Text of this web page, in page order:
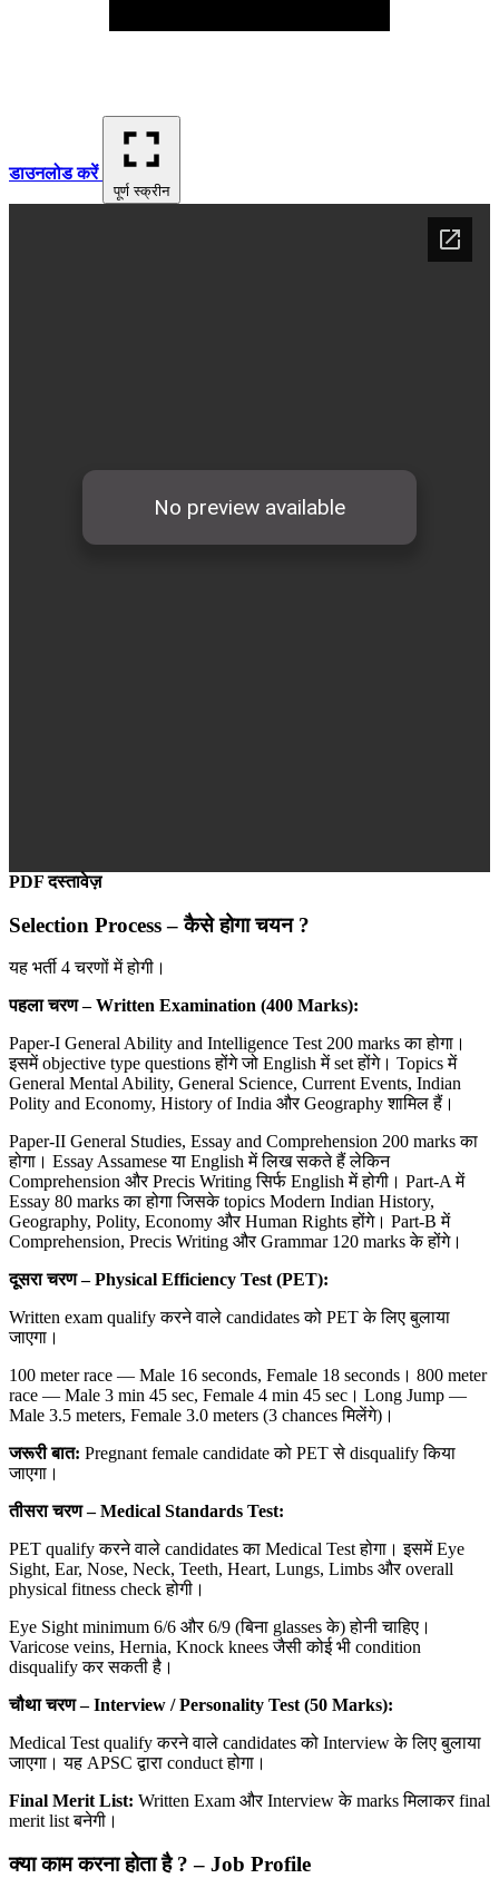
डाउनलोड करें
पूर्ण स्क्रीन
PDF दस्तावेज़
Selection Process –कैसे होगा चयन ?
यह भर्ती 4 चरणों में होगी।
पहला चरण –Written Examination (400 Marks):
Paper-I General Ability and Intelligence Test 200 marks का होगा।
इसमें objective type questions होंगे जो English में set होंगे। Topics में
General Mental Ability, General Science, Current Events, Indian
Polity and Economy, History of India और Geography शामिल हैं।
Paper-II General Studies, Essay and Comprehension 200 marks का
होगा। Essay Assamese या English में लिख सकते हैं लेकिन
Comprehension और Precis Writing सिर्फ English में होगी। Part-A में
Essay 80 marks का होगा जिसके topics Modern Indian History,
Geography, Polity, Economy और Human Rights होंगे। Part-B में
Comprehension, Precis Writing और Grammar 120 marks के होंगे।
दूसरा चरण –Physical Efficiency Test (PET):
Written exam qualify करने वाले candidates को PET के लिए बुलाया
जाएगा।
100 meter race — Male 16 seconds, Female 18 seconds। 800 meter
race — Male 3 min 45 sec, Female 4 min 45 sec। Long Jump —
Male 3.5 meters, Female 3.0 meters (3 chances मिलेंगे)।
जरूरी बात: Pregnant female candidate को PET से disqualify किया
जाएगा।
तीसरा चरण –Medical Standards Test:
PET qualify करने वाले candidates का Medical Test होगा। इसमें Eye
Sight, Ear, Nose, Neck, Teeth, Heart, Lungs, Limbs और overall
physical fitness check होगी।
Eye Sight minimum 6/6 और 6/9 (बिना glasses के) होनी चाहिए।
Varicose veins, Hernia, Knock knees जैसी कोई भी condition
disqualify कर सकती है।
चौथा चरण – Interview / Personality Test (50 Marks):
Medical Test qualify करने वाले candidates को Interview के लिए बुलाया
जाएगा। यह APSC द्वारा conduct होगा।
Final Merit List: Written Exam और Interview के marks मिलाकर final
merit list बनेगी।
क्या काम करना होता है ? – Job Profile